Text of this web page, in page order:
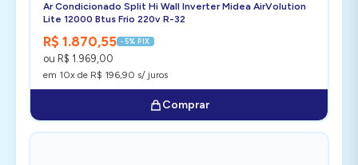
Ar Condicionado Split Hi Wall Inverter Midea AirVolution
Lite 12000 Btus Frio 220v R-32
R$ 1.870,55 -5% PIX
ou R$ 1.969,00
em 10x de R$ 196,90 s/ juros
Comprar